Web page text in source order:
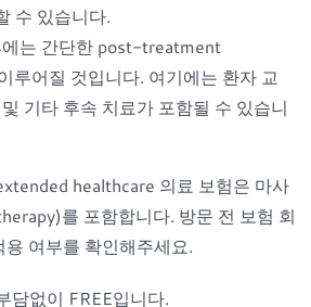
수 있습니다.
에는 간단한 post-treatment
루어질 것입니다. 여기에는 환자 교
기타 후속 치료가 포함될 수 있습니
healthcare 의료 보험은 마사
를 포함합니다. 방문 전 보험 회
여부를 확인해주세요.
없이 FREE입니다.